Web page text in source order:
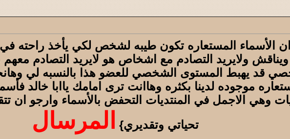
الأسماء المستعاره تكون طيبه لشخص لكي يأخذ راحته
ويناقش ولايريد التصادم مع اشخاص هو لايريد التصادم
قد يهبط المستوى الشخصي للعضو هذا بالنسبه لي
موجوده لدينا بكثره وهاانت ترى امامك ياابا خالد
وهي الاجمل في المنتديات التحفض بالأسماء وارجو ان
تحياتي وتقديري}
المرسال